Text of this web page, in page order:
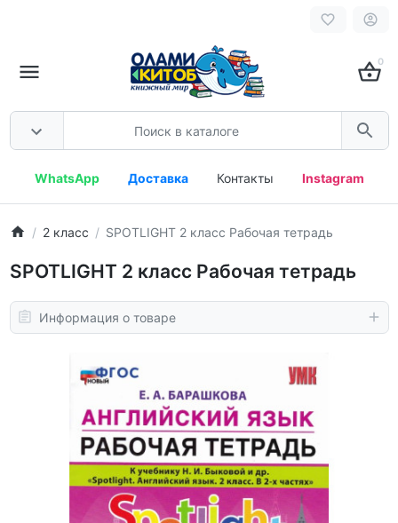
0
WhatsApp Доставка Контакты Instagram
2 класс SPOTLIGHT 2 класс Рабочая тетрадь
SPOTLIGHT 2 класс Рабочая тетрадь
Информация о товаре